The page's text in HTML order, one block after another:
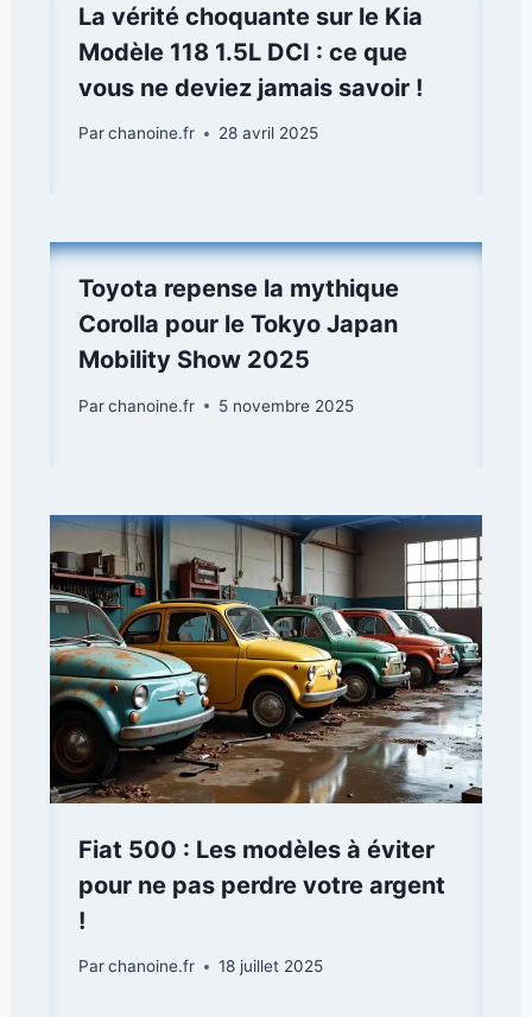
La vérité choquante sur le Kia
Modèle 118 1.5L DCI : ce que
vous ne deviez jamais savoir !
Parchanoine.fr 28 avril 2025
Toyota repense la mythique
Corolla pour le Tokyo Japan
Mobility Show 2025
Parchanoine.fr 5 novembre 2025
Fiat 500 : Les modèles à éviter
pour ne pas perdre votre argent
!
Parchanoine.fr 18 juillet 2025